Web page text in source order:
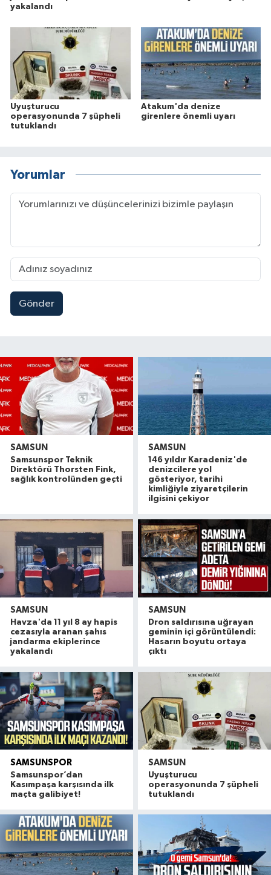
yakalandı
Uyuşturucu
operasyonunda 7 şüpheli
tutuklandı
Atakum'da denize
girenlere önemli uyarı
Yorumlar
Gönder
SAMSUN
Samsunspor Teknik
Direktörü Thorsten Fink,
sağlık kontrolünden geçti
SAMSUN
146 yıldır Karadeniz'de
denizcilere yol
gösteriyor, tarihi
kimliğiyle ziyaretçilerin
ilgisini çekiyor
SAMSUN
Havza'da 11 yıl 8 ay hapis
cezasıyla aranan şahıs
jandarma ekiplerince
yakalandı
SAMSUN
Dron saldırısına uğrayan
geminin içi görüntülendi:
Hasarın boyutu ortaya
çıktı
SAMSUNSPOR
Samsunspor’dan
Kasımpaşa karşısında ilk
maçta galibiyet!
SAMSUN
Uyuşturucu
operasyonunda 7 şüpheli
tutuklandı